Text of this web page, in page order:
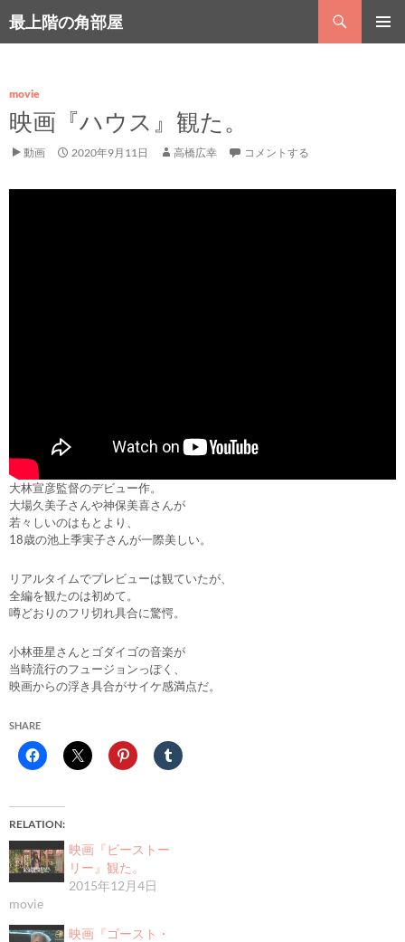
ン
テ
へ
ス
キ
最上階の角部屋
索
movie
映画『ハウス』観た。
動画 2020年9月11日 高橋広幸 コメントする
大林宣彦監督のデビュー作。
大場久美子さんや神保美喜さんが
若々しいのはもとより、
18歳の池上季実子さんが一際美しい。
リアルタイムでプレビューは観ていたが、
全編を観たのは初めて。
噂どおりのフリ切れ具合に驚愕。
小林亜星さんとゴダイゴの音楽が
当時流行のフュージョンっぽく、
映画からの浮き具合がサイケ感満点だ。
SHARE
RELATION
映画『ビーストー
リー』観た。
2015年12月4日
movie
映画『ゴースト・